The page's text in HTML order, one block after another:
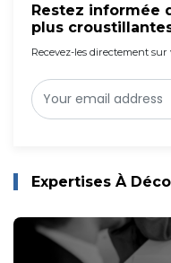
Restez informée
plus
Recevez-les directement sur
Expertises À